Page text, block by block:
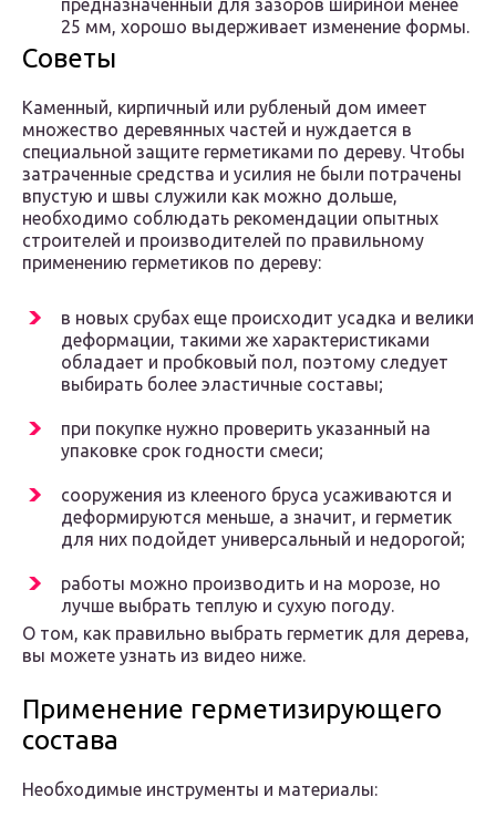
предназначенный для зазоров шириной менее
25 мм, хорошо выдерживает изменение формы.
Советы
Каменный, кирпичный или рубленый дом имеет
множество деревянных частей и нуждается в
специальной защите герметиками по дереву. Чтобы
затраченные средства и усилия не были потрачены
впустую и швы служили как можно дольше,
необходимо соблюдать рекомендации опытных
строителей и производителей по правильному
применению герметиков по дереву:
в новых срубах еще происходит усадка и велики
деформации, такими же характеристиками
обладает и пробковый пол, поэтому следует
выбирать более эластичные составы;
при покупке нужно проверить указанный на
упаковке срок годности смеси;
сооружения из клееного бруса усаживаются и
деформируются меньше, а значит, и герметик
для них подойдет универсальный и недорогой;
работы можно производить и на морозе, но
лучше выбрать теплую и сухую погоду.
О том, как правильно выбрать герметик для дерева,
вы можете узнать из видео ниже.
Применение герметизирующего
состава
Необходимые инструменты и материалы: